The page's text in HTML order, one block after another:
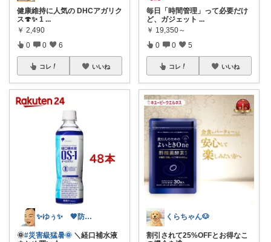
健康維持に人気の DHCアガリク
ス🍄✨ 1 ...
￥ 2,490
0 0 6
コレ いいね
✨ゆぅ✨ 🧡防災グッズ強化中🎒♥
🌞#災害級猛暑🌞 ＼経口補水液
毎日「時間管理」って必要だけ
ど、ガジェット ...
￥ 19,350～
0 0 5
コレ いいね
くらちゃん🐶
割引されて25%OFFとお得なこ